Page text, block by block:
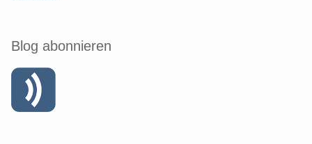
Blog abonnieren